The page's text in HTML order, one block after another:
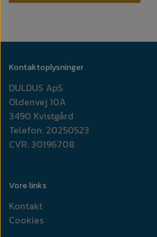
Kontaktoplysninger
DULDUS ApS
Oldenvej 10A
3490 Kvistgård
Telefon: 20250523
CVR: 30196708
Vore links
Kontakt
Cookies